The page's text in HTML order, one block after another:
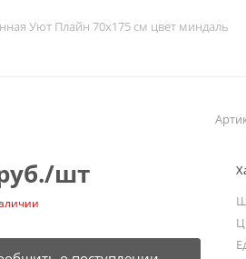
Уют Плайн 70х175 см цвет миндаль
/шт